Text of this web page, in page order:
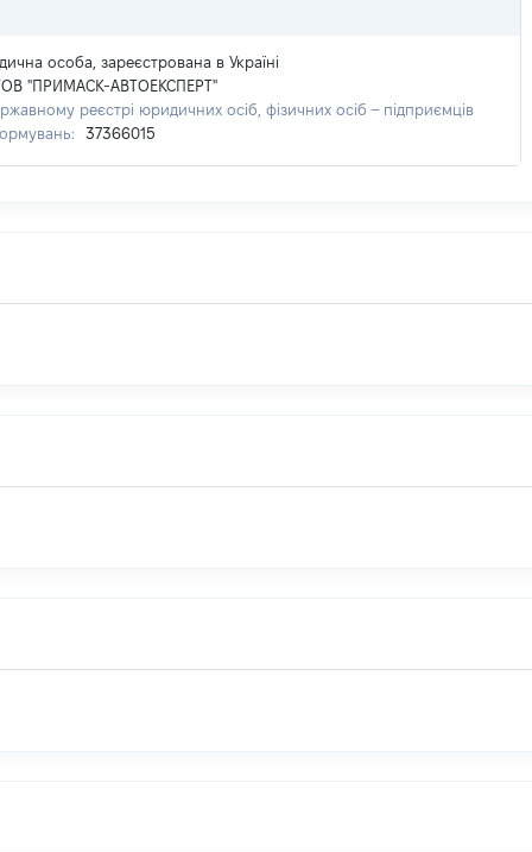
особа, зареєстрована в Україні
"ПРИМАСК-АВТОЕКСПЕРТ"
реєстрі юридичних осіб, фізичних осіб – підприємців
37366015